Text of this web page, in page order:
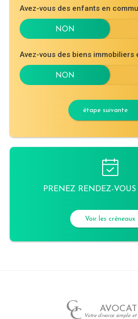
Avez-vous des enfants en
Avez-vous des biens immobiliers
étape suivante
PRENEZ RENDEZ-
Voir les créneaux
AVOCAT
Votre divorce simple